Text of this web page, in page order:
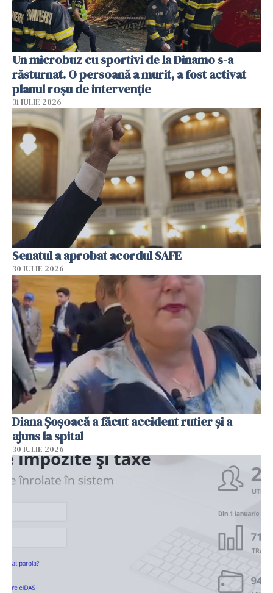
Un microbuz cu sportivi de la Dinamo s-a
răsturnat. O persoană a murit, a fost activat
planul roșu de intervenție
31 IULIE 2026
Senatul a aprobat acordul SAFE
30 IULIE 2026
Diana Șoșoacă a făcut accident rutier și a
ajuns la spital
30 IULIE 2026